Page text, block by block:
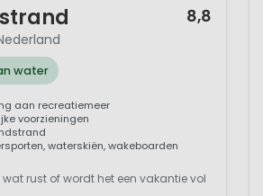
8,8
water
aan recreatiemeer
voorzieningen
waterskiën, wakeboarden
wat rust of wordt het een vakantie vol